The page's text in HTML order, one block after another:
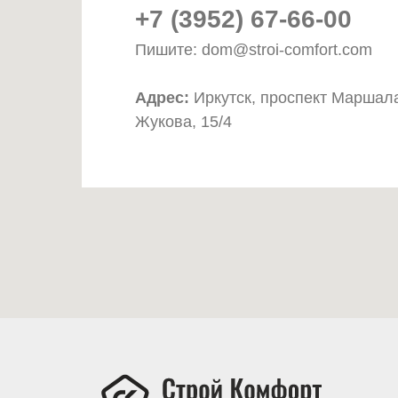
+7 (3952) 67-66-00
Пишите: dom@stroi-comfort.com
Адрес: Иркутск, проспект
Жукова, 15/4